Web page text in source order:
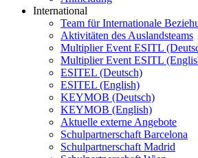
International
Team für Internationale
Aktivitäten des Auslandsteams
Multiplier Event ESITL
Multiplier Event ESITL
ESITEL (Deutsch)
ESITEL (English)
KEYMOB (Deutsch)
KEYMOB (English)
Aktuelle externe Angebote
Schulpartnerschaft Barcelona
Schulpartnerschaft Madrid